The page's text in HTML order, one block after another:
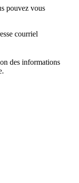
pouvez vous
courriel
des informations